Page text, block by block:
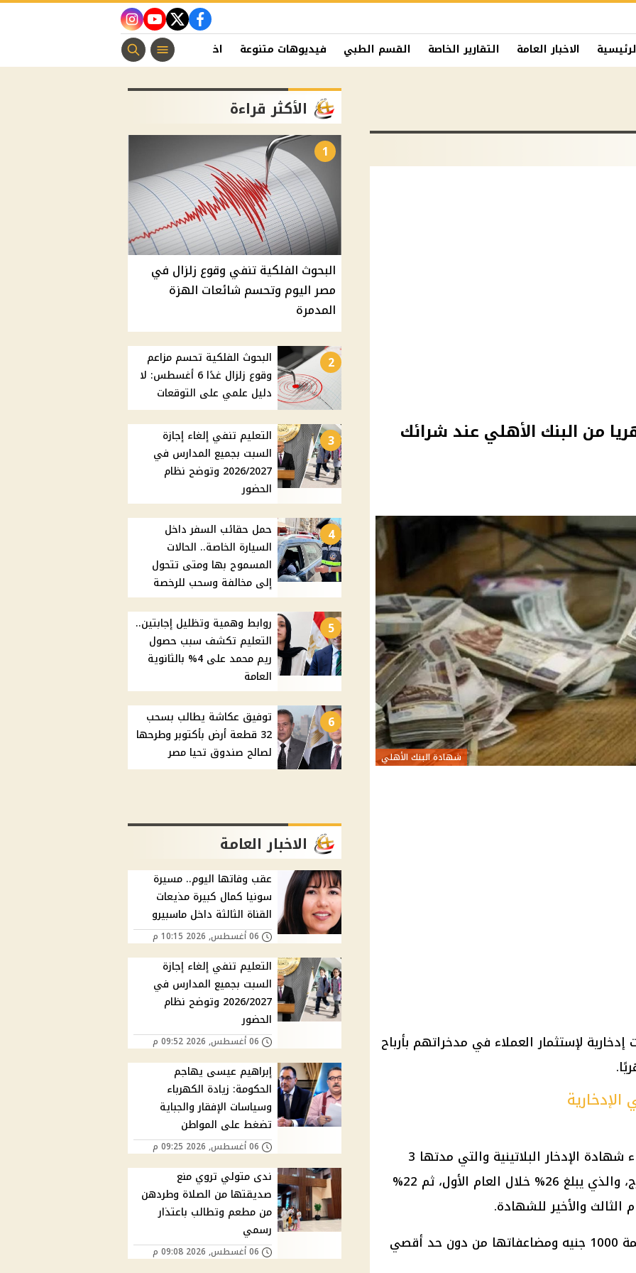
facebook
twitter
youtube
instagram
الاخبار العامة التقارير الخاصة القسم الطبي فيديوهات متنوعة اخبار الفن منوعات مسيحية
جنيه شهريا من البنك الأهلي عند شرائك
شهادة البنك الأهلي
لإستثمار العملاء في مدخراتهم بأرباح
شهادة الإدخار البلاتينية
والتي مدتها 3
المتدرج، والذي يبلغ 26% خلال العام الأول، ثم 22%
بقيمة 1000 جنيه ومضاعفاتها من دون حد أقصي
الأكثر قراءة
1
البحوث الفلكية تنفي وقوع زلزال في
مصر اليوم وتحسم شائعات الهزة
المدمرة
2
البحوث الفلكية تحسم مزاعم
وقوع زلزال غدًا 6 أغسطس: لا
دليل علمي على التوقعات
3
التعليم تنفي إلغاء إجازة
السبت بجميع المدارس في
2026/2027 وتوضح نظام
الحضور
4
حمل حقائب السفر داخل
السيارة الخاصة.. الحالات
المسموح بها ومتى تتحول
إلى مخالفة وسحب للرخصة
5
روابط وهمية وتظليل إجابتين..
التعليم تكشف سبب حصول
ريم محمد على 4% بالثانوية
العامة
6
توفيق عكاشة يطالب بسحب
32 قطعة أرض بأكتوبر وطرحها
لصالح صندوق تحيا مصر
الاخبار العامة
عقب وفاتها اليوم.. مسيرة
سونيا كمال كبيرة مذيعات
القناة الثالثة داخل ماسبيرو
06 أغسطس, 2026 10:15 م
التعليم تنفي إلغاء إجازة
السبت بجميع المدارس في
2026/2027 وتوضح نظام
الحضور
06 أغسطس, 2026 09:52 م
إبراهيم عيسى يهاجم
الحكومة: زيادة الكهرباء
وسياسات الإفقار والجباية
تضغط على المواطن
06 أغسطس, 2026 09:25 م
ندى متولي تروي منع
صديقتها من الصلاة وطردهن
من مطعم وتطالب باعتذار
رسمي
06 أغسطس, 2026 09:08 م